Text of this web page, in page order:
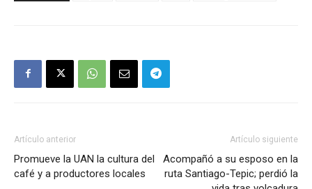
Artículo anterior
Promueve la UAN la cultura del
café y a productores locales
Artículo siguiente
Acompañó a su esposo en la
ruta Santiago-Tepic; perdió la